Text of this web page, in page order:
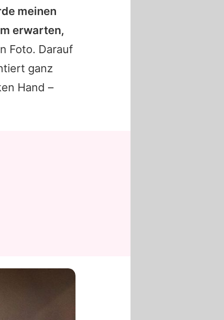
meinen
erwarten,
Foto. Darauf
ganz
Hand –